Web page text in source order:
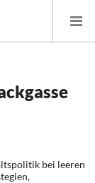
bei leeren